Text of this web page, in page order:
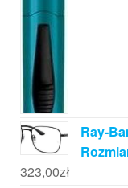
Ray-
323,00zł